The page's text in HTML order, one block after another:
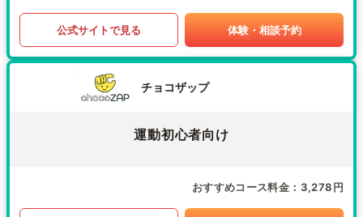
公式サイトで見る 体験・相談予約
チョコザップ
運動初心者向け
おすすめコース料金 3,278円